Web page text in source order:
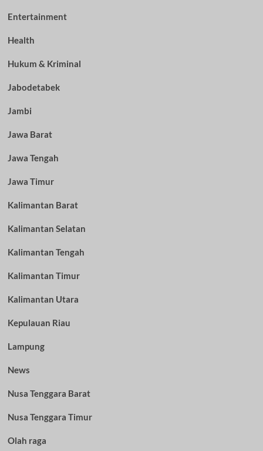
Entertainment
Health
Hukum & Kriminal
Jabodetabek
Jambi
Jawa Barat
Jawa Tengah
Jawa Timur
Kalimantan Barat
Kalimantan Selatan
Kalimantan Tengah
Kalimantan Timur
Kalimantan Utara
Kepulauan Riau
Lampung
News
Nusa Tenggara Barat
Nusa Tenggara Timur
Olah raga